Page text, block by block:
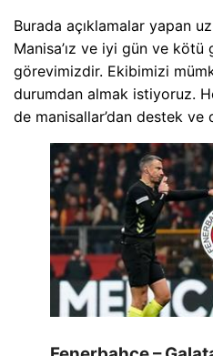
Burada açıklamalar yapan
Manisa’ız ve iyi gün ve
görevimizdir. Ekibimizi
durumdan almak istiyoruz.
de manisallar’dan destek ve